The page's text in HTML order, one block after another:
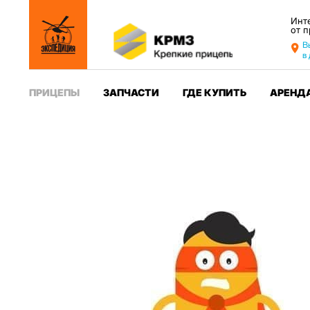
от
в
ПРИЦЕПЫ ЗАПЧАСТИ ГДЕ КУПИТЬ